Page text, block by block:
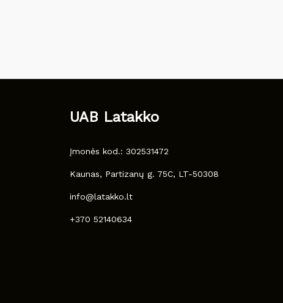
UAB Latakko
Įmonės kod.: 302531472
Kaunas, Partizanų g. 75C, LT-50308
info@latakko.lt
+370 52140634